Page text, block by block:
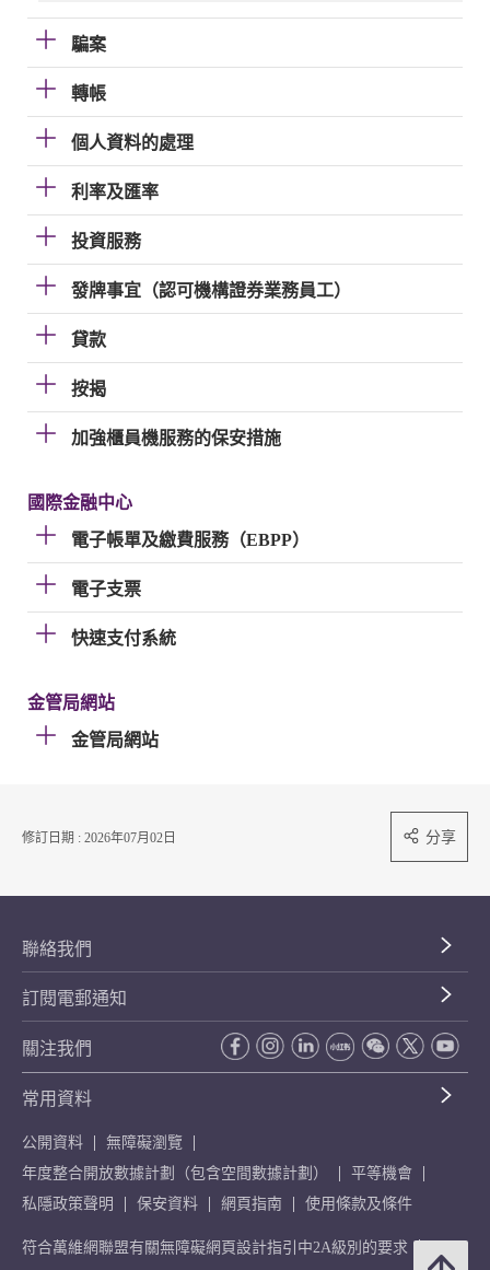
騙案
轉帳
個人資料的處理
利率及匯率
投資服務
發牌事宜（認可機構證券業務員工）
貸款
按揭
加強櫃員機服務的保安措施
國際金融中心
電子帳單及繳費服務（EBPP）
電子支票
快速支付系統
金管局網站
金管局網站
修訂日期 : 2026年07月02日 分享
聯絡我們
訂閱電郵通知
關注我們
常用資料
公開資料
無障礙瀏覽
年度整合開放數據計劃（包含空間數據計劃）
平等機會
私隱政策聲明
保安資料 網頁指南 使用條款及條件
符合萬維網聯盟有關無障礙網頁設計指引中2A級別的要求